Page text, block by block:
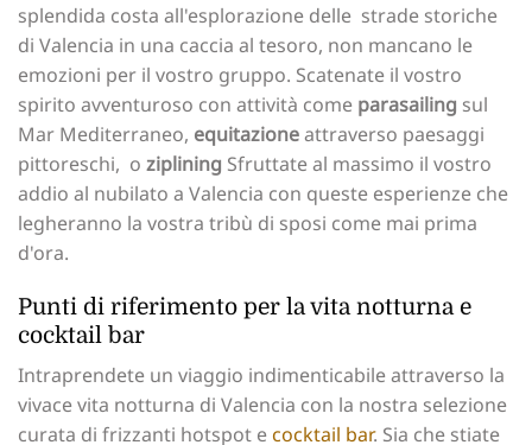
splendida costa ‍all'esplorazione delle ‍ strade storiche
di Valencia in una caccia al tesoro, non mancano le
emozioni per il vostro gruppo. Scatenate il vostro
spirito avventuroso con attività come parasailing sul
Mar Mediterraneo, equitazioneattraverso paesaggi
pittoreschi, ‍ o ziplining Sfruttate al massimo il vostro
addio al nubilato a Valencia con queste esperienze che
legheranno la vostra tribù di sposi come mai prima
d'ora.
Punti di riferimento per la vita notturna e
cocktail bar
Intraprendete un viaggio indimenticabile attraverso la
vivace vita notturna di Valencia con la nostra selezione
curata di frizzanti hotspot ecocktail bar. Sia che stiate